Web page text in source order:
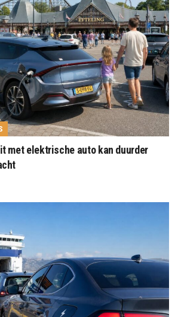
met elektrische auto kan duurder